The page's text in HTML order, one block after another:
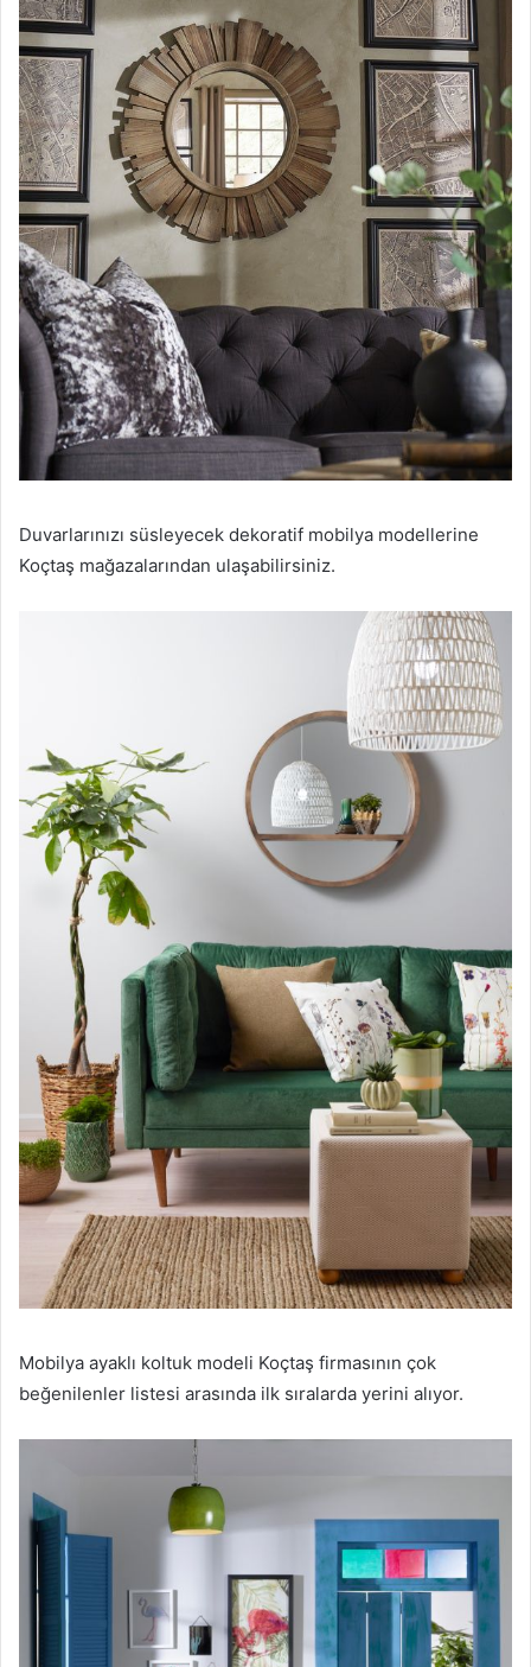
Duvarlarınızı süsleyecek dekoratif mobilya modellerine
Koçtaş mağazalarından ulaşabilirsiniz.
Mobilya ayaklı koltuk modeli Koçtaş firmasının çok
beğenilenler listesi arasında ilk sıralarda yerini alıyor.